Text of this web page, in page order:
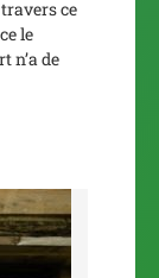
ce
le
n’a de